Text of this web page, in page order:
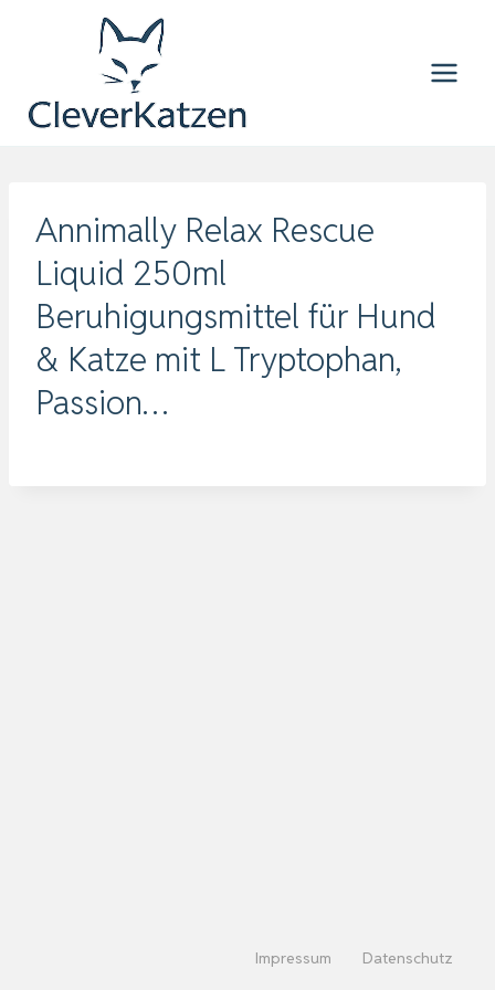
Annimally Relax Rescue
Liquid 250ml
Beruhigungsmittel für Hund
& Katze mit L Tryptophan,
Passion…
Impressum Datenschutz